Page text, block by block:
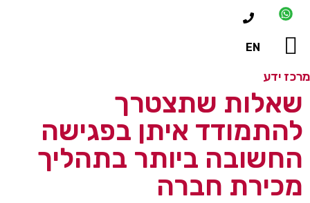
ידע
שתצטרך
איתן בפגישה
ביותר בתהליך
חברה